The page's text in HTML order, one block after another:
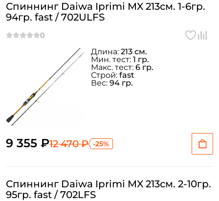
Спиннинг Daiwa Iprimi MX 213см. 1-6гр.
94гр. fast / 702ULFS
9 355 ₽12 470 ₽ -25%
Длина: 213 см.
Мин. тест: 1 гр.
Макс. тест: 6 гр.
Строй: fast
Вес: 94 гр.
Спиннинг Daiwa Iprimi MX 213см. 2-10гр.
95гр. fast / 702LFS